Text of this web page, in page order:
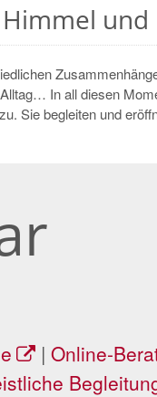
und
In all diesen
Sie begleiten und
| Online-